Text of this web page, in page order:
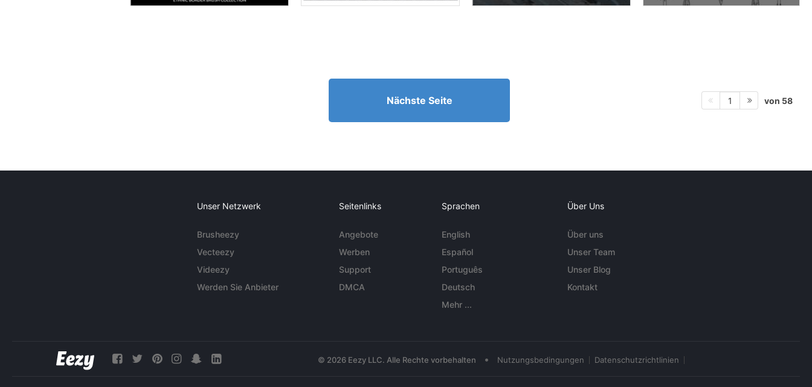
Nächste Seite 1 von 58
Unser Netzwerk
Brusheezy
Vecteezy
Videezy
Werden Sie Anbieter
Seitenlinks
Angebote
Werben
Support
DMCA
Sprachen
English
Español
Português
Deutsch
Mehr ...
Über Uns
Über uns
Unser Team
Unser Blog
Kontakt
© 2026 Eezy LLC. Alle Rechte vorbehalten • Nutzungsbedingungen Datenschutzrichtlinien